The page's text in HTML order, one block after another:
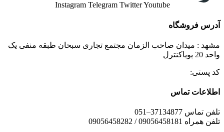
Instagram Telegram TwitterYoutube
آدرس فروشگاه
مشهد : میدان صاحب الزمان مجتمع تجاری سبحان طبقه منفی یک
واحد 20 پویاکنترل
کد پستی:
اطلاعات تماس
تلفن تماس 37134877–051
تلفن همراه 09056458181 / 09056458282